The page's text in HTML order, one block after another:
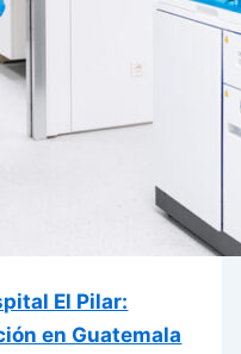
El Pilar:
en Guatemala